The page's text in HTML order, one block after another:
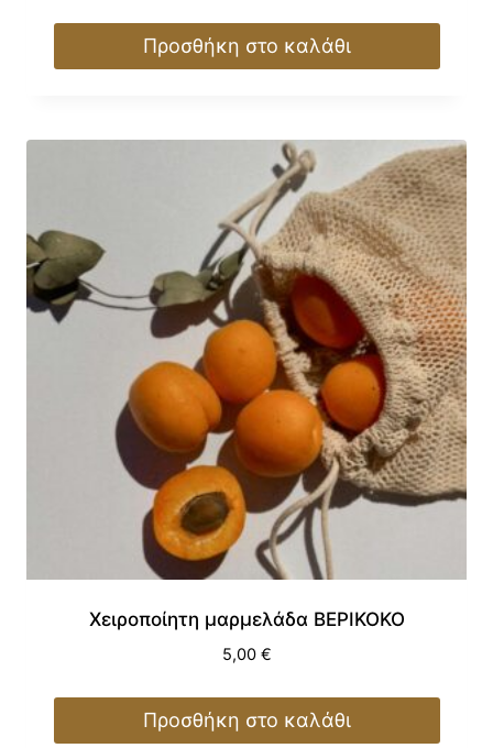
Προσθήκη στο καλάθι
Χειροποίητη μαρμελάδα ΒΕΡΙΚΟΚΟ
5,00 €
Προσθήκη στο καλάθι